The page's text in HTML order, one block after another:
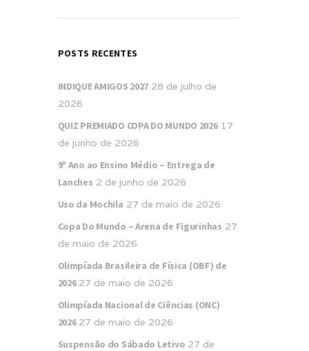
POSTS RECENTES
INDIQUE AMIGOS 2027 28 de julho de
2026
QUIZ PREMIADO COPA DO MUNDO 2026 17
de junho de 2026
9º Ano ao Ensino Médio – Entrega de
Lanches 2 de junho de 2026
Uso da Mochila 27 de maio de 2026
Copa Do Mundo – Arena de Figurinhas 27
de maio de 2026
Olimpíada Brasileira de Física (OBF) de
2026 27 de maio de 2026
Olimpíada Nacional de Ciências (ONC)
2026 27 de maio de 2026
Suspensão do Sábado Letivo 27 de